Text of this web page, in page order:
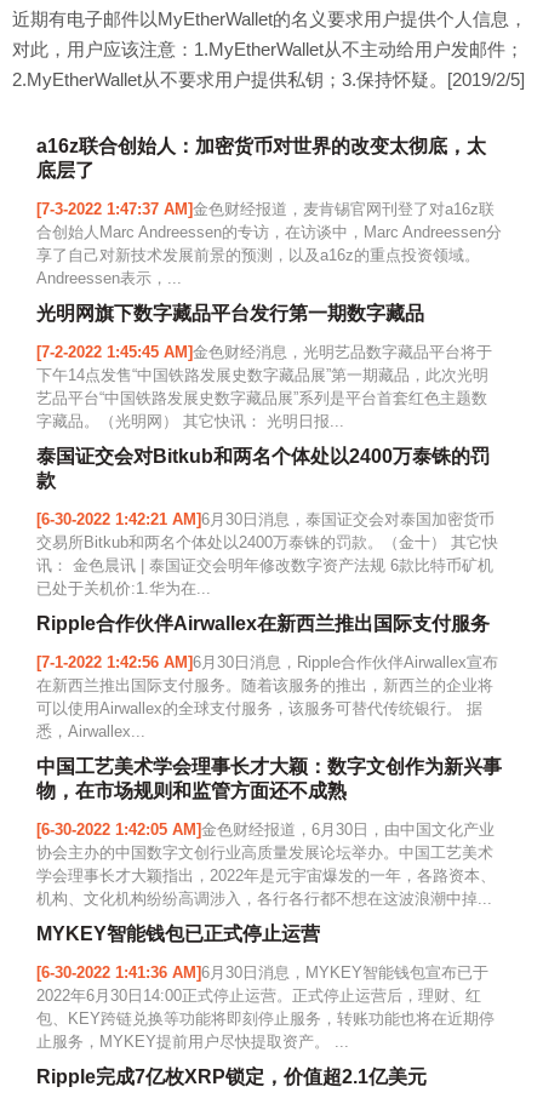
近期有电子邮件以MyEtherWallet的名义要求用户提供个人信息，
对此，用户应该注意：1.MyEtherWallet从不主动给用户发邮件；
2.MyEtherWallet从不要求用户提供私钥；3.保持怀疑。[2019/2/5]
a16z联合创始人：加密货币对世界的改变太彻底，太
底层了
[7-3-2022 1:47:37 AM]金色财经报道，麦肯锡官网刊登了对a16z联
合创始人Marc Andreessen的专访，在访谈中，Marc Andreessen分
享了自己对新技术发展前景的预测，以及a16z的重点投资领域。
Andreessen表示，...
光明网旗下数字藏品平台发行第一期数字藏品
[7-2-2022 1:45:45 AM]金色财经消息，光明艺品数字藏品平台将于
下午14点发售“中国铁路发展史数字藏品展”第一期藏品，此次光明
艺品平台“中国铁路发展史数字藏品展”系列是平台首套红色主题数
字藏品。（光明网） 其它快讯： 光明日报...
泰国证交会对Bitkub和两名个体处以2400万泰铢的罚
款
[6-30-2022 1:42:21 AM]6月30日消息，泰国证交会对泰国加密货币
交易所Bitkub和两名个体处以2400万泰铢的罚款。（金十） 其它快
讯： 金色晨讯 | 泰国证交会明年修改数字资产法规 6款比特币矿机
已处于关机价:1.华为在...
Ripple合作伙伴Airwallex在新西兰推出国际支付服务
[7-1-2022 1:42:56 AM]6月30日消息，Ripple合作伙伴Airwallex宣布
在新西兰推出国际支付服务。随着该服务的推出，新西兰的企业将
可以使用Airwallex的全球支付服务，该服务可替代传统银行。 据
悉，Airwallex...
中国工艺美术学会理事长才大颖：数字文创作为新兴事
物，在市场规则和监管方面还不成熟
[6-30-2022 1:42:05 AM]金色财经报道，6月30日，由中国文化产业
协会主办的中国数字文创行业高质量发展论坛举办。中国工艺美术
学会理事长才大颖指出，2022年是元宇宙爆发的一年，各路资本、
机构、文化机构纷纷高调涉入，各行各行都不想在这波浪潮中掉...
MYKEY智能钱包已正式停止运营
[6-30-2022 1:41:36 AM]6月30日消息，MYKEY智能钱包宣布已于
2022年6月30日14:00正式停止运营。正式停止运营后，理财、红
包、KEY跨链兑换等功能将即刻停止服务，转账功能也将在近期停
止服务，MYKEY提前用户尽快提取资产。 ...
Ripple完成7亿枚XRP锁定，价值超2.1亿美元